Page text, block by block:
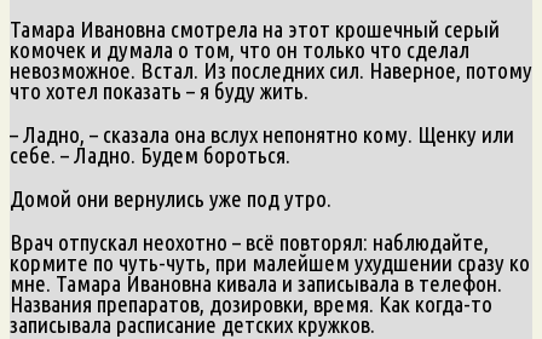
Тамара Ивановна смотрела на этот крошечный серый
комочек и думала о том, что он только что сделал
невозможное. Встал. Из последних сил. Наверное, потому
что хотел показать – я буду жить.
– Ладно, – сказала она вслух непонятно кому. Щенку или
себе. – Ладно. Будем бороться.
Домой они вернулись уже под утро.
Врач отпускал неохотно – всё повторял: наблюдайте,
кормите по чуть-чуть, при малейшем ухудшении сразу ко
мне. Тамара Ивановна кивала и записывала в телефон.
Названия препаратов, дозировки, время. Как когда-то
записывала расписание детских кружков.